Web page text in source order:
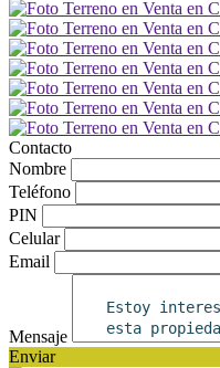
Contacto
Nombre
Teléfono
PIN
Celular
Email
Mensaje
Enviar